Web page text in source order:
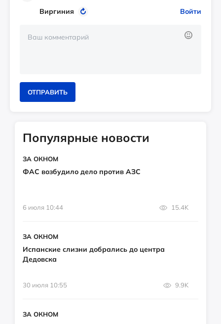
Виргиния
Войти
ОТПРАВИТЬ
Популярные новости
ЗА ОКНОМ
ФАС возбудило дело против АЗС
6 июля 10:44 15.4K
ЗА ОКНОМ
Испанские слизни добрались до центра
Дедовска
30 июля 10:55 9.9K
ЗА ОКНОМ